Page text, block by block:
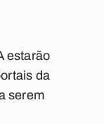
estarão
da
serem